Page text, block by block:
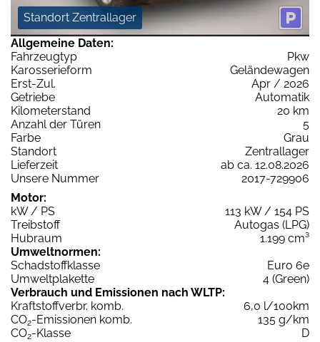
Standort Zentrallager
Allgemeine Daten:
Fahrzeugtyp
Pkw
Karosserieform
Geländewagen
Erst-Zul.
Apr / 2026
Getriebe
Automatik
Kilometerstand
20 km
Anzahl der Türen
5
Farbe
Grau
Standort
Zentrallager
Lieferzeit
ab ca. 12.08.2026
Unsere Nummer
2017-729906
Motor:
kW / PS
113 kW / 154 PS
Treibstoff
Autogas (LPG)
Hubraum
1.199 cm³
Umweltnormen:
Schadstoffklasse
Euro 6e
Umweltplakette
4 (Green)
Verbrauch und Emissionen nach WLTP:
Kraftstoffverbr. komb.
6,0 l/100km
CO2-Emissionen komb.
135 g/km
CO2-Klasse
D